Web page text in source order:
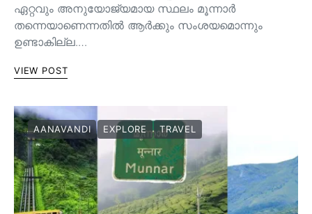
ഏറ്റവും അനുയോജ്യമായ സ്ഥലം മൂന്നാർ
തന്നെയാണെന്നതിൽ ആർക്കും സംശയമൊന്നും
ഉണ്ടാകില്ല.…
VIEW POST
AANAVANDI EXPLORE TRAVEL